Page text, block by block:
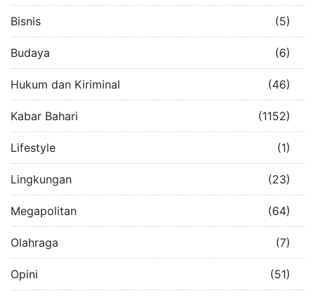
Bisnis (5)
Budaya (6)
Hukum dan Kiriminal (46)
Kabar Bahari (1152)
Lifestyle (1)
Lingkungan (23)
Megapolitan (64)
Olahraga (7)
Opini (51)